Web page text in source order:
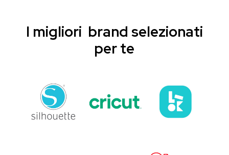
I migliori brand selezionati
per te